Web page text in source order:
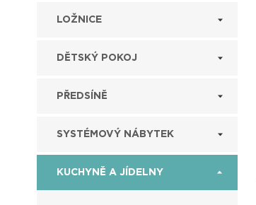
LOŽNICE
DĚTSKÝ POKOJ
PŘEDSÍNĚ
SYSTÉMOVÝ NÁBYTEK
KUCHYNĚ A JÍDELNY